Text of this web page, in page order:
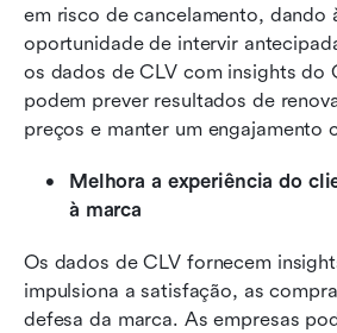
em risco de cancelamento, dando
oportunidade de intervir
os dados de CLV com insights do
podem prever resultados de
preços e manter um engajamento
Melhora a experiência do
à marca
Os dados de CLV fornecem
impulsiona a satisfação, as
defesa da marca. As empresas